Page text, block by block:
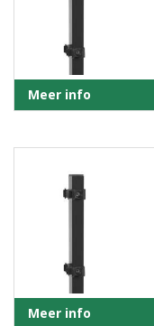
Meer info
Meer info